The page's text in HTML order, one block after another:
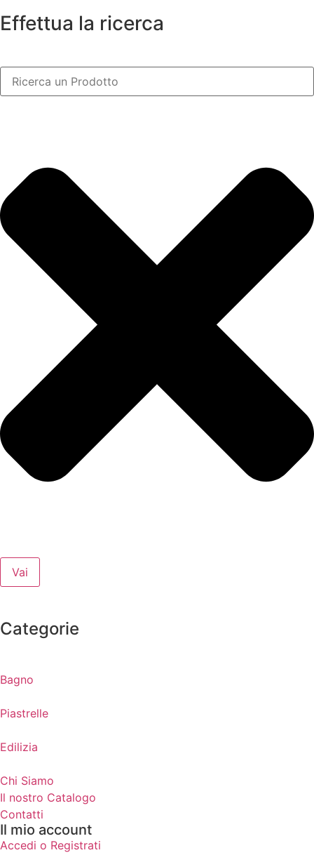
Effettua la ricerca
Vai
Categorie
Bagno
Piastrelle
Edilizia
Chi Siamo
Il nostro Catalogo
Contatti
Il mio account
Accedi o Registrati